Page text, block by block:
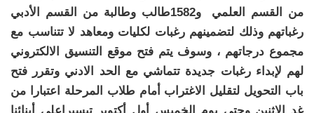
من القسم العلمي و1582طالب وطالبة من القسم الأدبي
رغباتهم وذلك لتضمينهم رغبات لكليات ومعاهد لا تتناسب مع
مجموع درجاتهم ، وسوف يتم فتح موقع التنسيق الالكتروني
لهم لإبداء رغبات جديدة تتماشي مع الحد الادني وتقرر فتح
باب التحويل لتقليل الاغتراب أمام طلاب المرحلة اعتبارا من
غد الاثنين وحتى يوم الخميس أول أكتوبر تيسيراعلي أبنائنا